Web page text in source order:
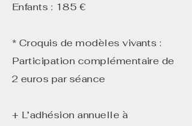
Enfants : 185 €
* Croquis de modèles vivants :
Participation complémentaire de
2 euros par séance
+ L’adhésion annuelle à